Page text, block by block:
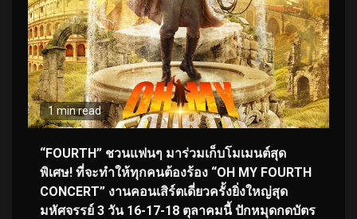
1 min read
“FOURTH” ชวนแฟนๆ มาร่วมเก็บโมเมนต์สุด
พิเศษ! ที่จะทำให้ทุกคนต้องร้อง “OH MY FOURTH
CONCERT” งานคอนเสิร์ตเดี่ยวครั้งยิ่งใหญ่สุด
มหัศจรรย์ 3 วัน 16-17-18 ตุลาคมนี้ ปักหมุดกดบัตร